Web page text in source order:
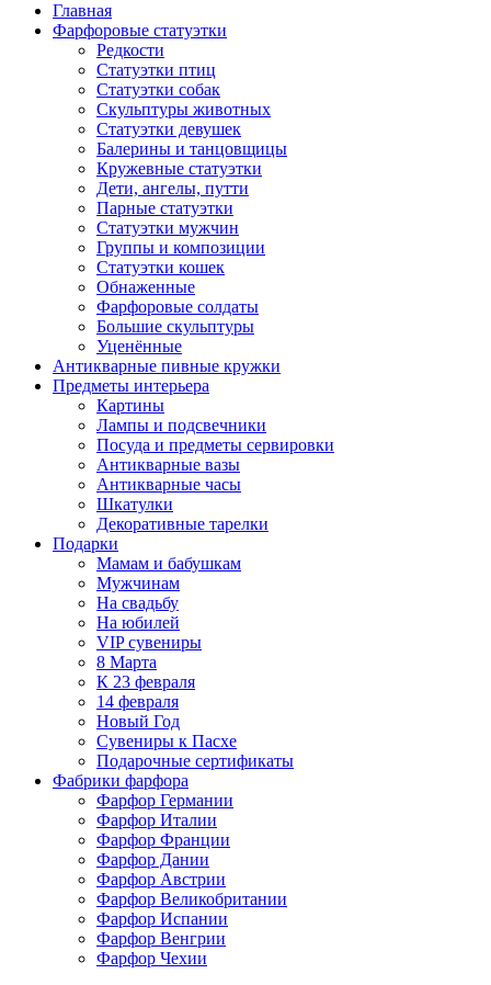
Главная
Фарфоровые статуэтки
Редкости
Cтатуэтки птиц
Cтатуэтки собак
Скульптуры животных
Статуэтки девушек
Балерины и танцовщицы
Кружевные статуэтки
Дети, ангелы, путти
Парные статуэтки
Статуэтки мужчин
Группы и композиции
Статуэтки кошек
Обнаженные
Фарфоровые солдаты
Большие скульптуры
Уценённые
Антикварные пивные кружки
Предметы интерьера
Картины
Лампы и подсвечники
Посуда и предметы сервировки
Антикварные вазы
Антикварные часы
Шкатулки
Декоративные тарелки
Подарки
Мамам и бабушкам
Мужчинам
На свадьбу
На юбилей
VIP сувениры
8 Марта
К 23 февраля
14 февраля
Новый Год
Сувениры к Пасхе
Подарочные сертификаты
Фабрики фарфора
Фарфор Германии
Фарфор Италии
Фарфор Франции
Фарфор Дании
Фарфор Австрии
Фарфор Великобритании
Фарфор Испании
Фарфор Венгрии
Фарфор Чехии